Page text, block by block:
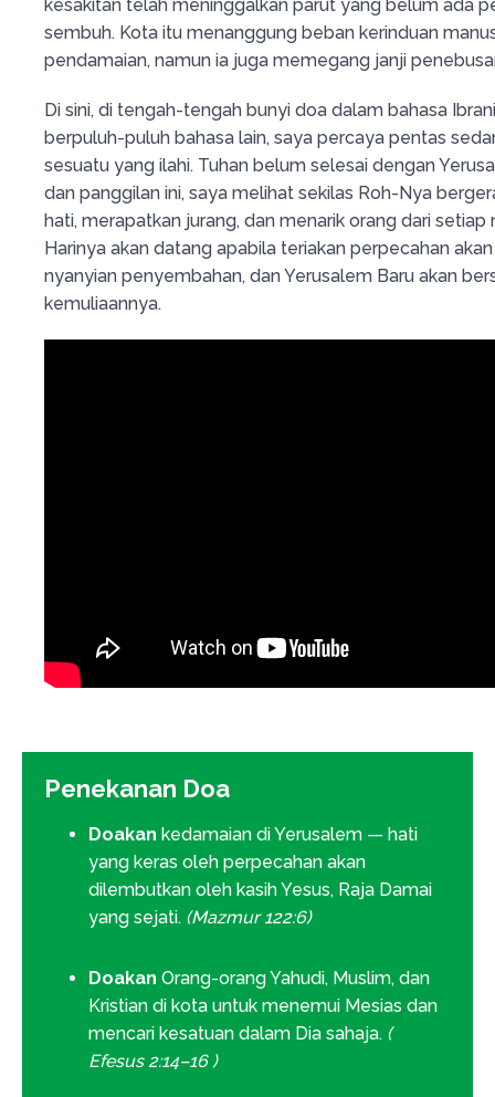
kesakitan telah meninggalkan parut yang belum ada
sembuh. Kota itu menanggung beban kerinduan
pendamaian, namun ia juga memegang janji
Di sini, di tengah-tengah bunyi doa dalam bahasa
berpuluh-puluh bahasa lain, saya percaya pentas
sesuatu yang ilahi. Tuhan belum selesai dengan
dan panggilan ini, saya melihat sekilas Roh-Nya
hati, merapatkan jurang, dan menarik orang dari setiap
Harinya akan datang apabila teriakan perpecahan
nyanyian penyembahan, dan Yerusalem Baru akan
kemuliaannya.
Penekanan Doa
Doakan kedamaian di Yerusalem — hati
yang keras oleh perpecahan akan
dilembutkan oleh kasih Yesus, Raja Damai
yang sejati. (Mazmur 122:6)
Doakan Orang-orang Yahudi, Muslim, dan
Kristian di kota untuk menemui Mesias dan
mencari kesatuan dalam Dia sahaja. (
Efesus 2:14–16 )